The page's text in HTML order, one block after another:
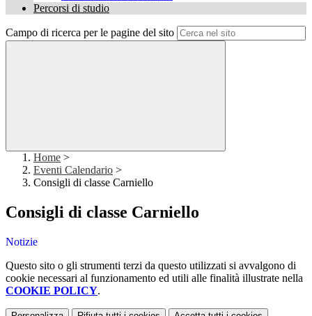
Percorsi di studio
Campo di ricerca per le pagine del sito
Home >
Eventi Calendario >
Consigli di classe Carniello
Consigli di classe Carniello
Notizie
Questo sito o gli strumenti terzi da questo utilizzati si avvalgono di
cookie necessari al funzionamento ed utili alle finalità illustrate nella
COOKIE POLICY.